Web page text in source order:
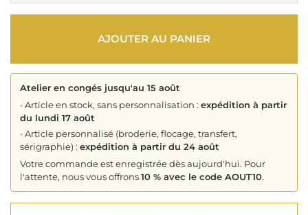
AJOUTER AU PANIER
Atelier en congés jusqu'au 15 août
•Article en stock, sans personnalisation : expédition à partir
du lundi 17 août
•Article personnalisé (broderie, flocage, transfert,
sérigraphie) : expédition à partir du 24 août
Votre commande est enregistrée dès aujourd'hui. Pour
l'attente, nous vous offrons10 % avec le code AOUT10.